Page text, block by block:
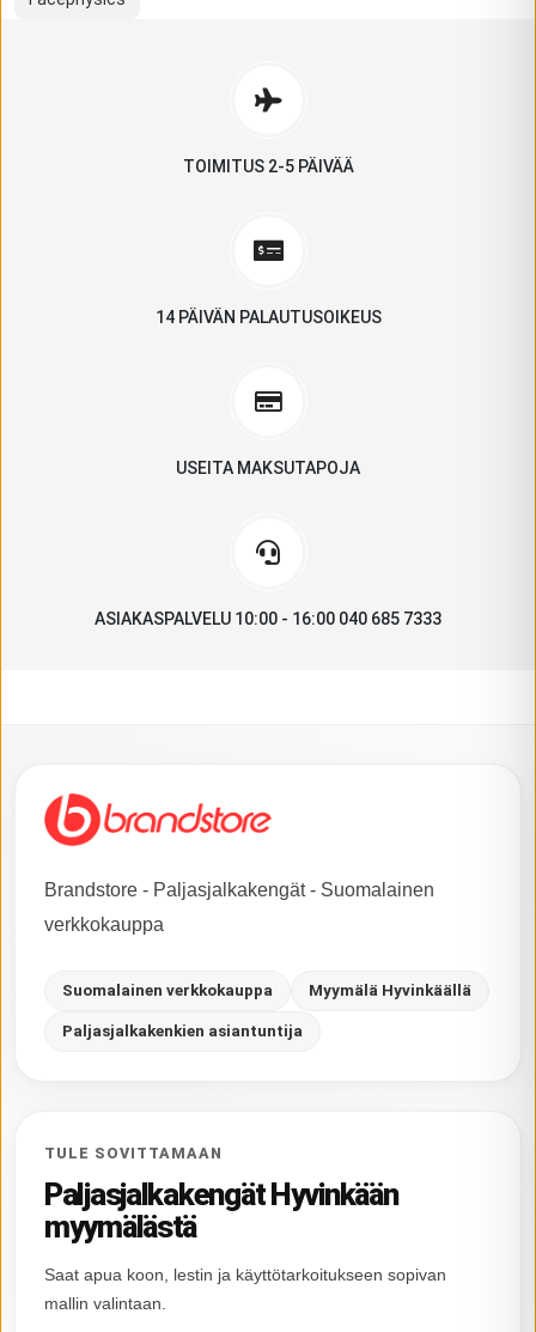
TOIMITUS 2-5 PÄIVÄÄ
14 PÄIVÄN PALAUTUSOIKEUS
USEITA MAKSUTAPOJA
ASIAKASPALVELU 10:00 - 16:00 040 685 7333
Brandstore - Paljasjalkakengät - Suomalainen
verkkokauppa
Suomalainen verkkokauppa Myymälä Hyvinkäällä
Paljasjalkakenkien asiantuntija
TULE SOVITTAMAAN
Paljasjalkakengät Hyvinkään
myymälästä
Saat apua koon, lestin ja käyttötarkoitukseen sopivan
mallin valintaan.